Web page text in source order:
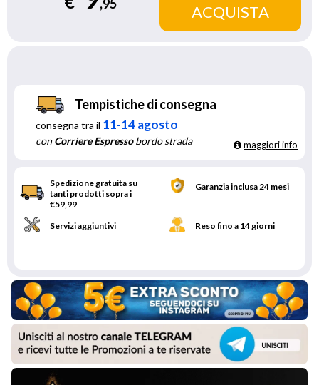
,95
Tempistiche di consegna
consegna tra il 11-14 agosto
conCorriere Espressobordo strada maggiori info
Spedizione gratuita su
tanti prodotti sopra i
€59,99
Garanzia inclusa 24 mesi
Servizi aggiuntivi Reso fino a 14 giorni